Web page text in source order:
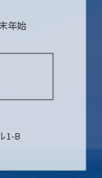
年始
1-B